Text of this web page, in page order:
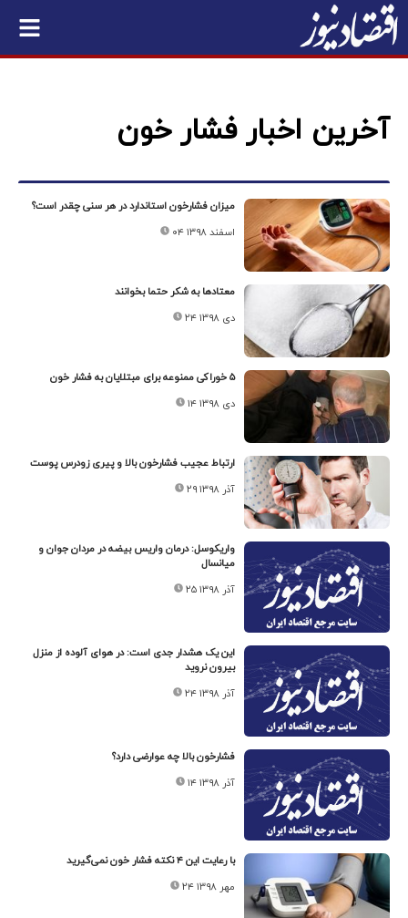
آخرین اخبار فشار خون
میزان فشارخون استاندارد در هر سنی چقدر است؟
۰۴ اسفند ۱۳۹۸
معتادها به شکر حتما بخوانند
۲۴ دی ۱۳۹۸
۵ خوراکی ممنوعه برای مبتلایان به فشار خون
۱۴ دی ۱۳۹۸
ارتباط عجیب فشارخون بالا و پیری زودرس پوست
۲۹ آذر ۱۳۹۸
واریکوسل: درمان واریس بیضه در مردان جوان و
میانسال
۲۵ آذر ۱۳۹۸
این یک هشدار جدی است: در هوای آلوده از منزل
بیرون نروید
۲۴ آذر ۱۳۹۸
فشارخون بالا چه عوارضی دارد؟
۱۴ آذر ۱۳۹۸
با رعایت این ۴ نکته فشار خون نمی‌گیرید
۲۴ مهر ۱۳۹۸